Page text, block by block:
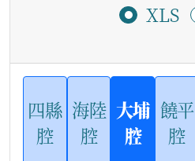
XLS
四縣
腔
海陸
腔
大埔
腔
饒平
腔